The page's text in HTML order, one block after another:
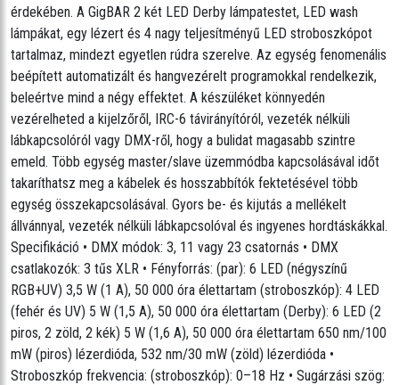
(Derby): 114°
• Állványméret: 37,4 mm
• Megvilágítás: (pars): 1205 lux @ 2 m (egységenként)
(stroboszkóp): 86 lux @ 2 m (zónánként)
• Tápellátás: 8 egység @ 120 V; 15 egység @ 230 V
• Bemeneti feszültség: 100–240 VAC, 50/60 Hz (automatikus
méréshatár-váltás)
• Teljesítmény és áramerősség: 68 W, 1 A @ 120 V, 60 Hz
64 W, 0,5 A @ 230 V, 50 Hz
• Tömeg: 11,6 kg
• Méret: 1185 x 110 x 386,5 mm
• Jóváhagyások: CE, FDA, FCC
• Állványmagasság: 1,5–2,5 m
• Állványláb szélessége: 1,2 m
• Lábkapcsoló működési frekvenciája: 433 MHz
• Lábkapcsoló maximális akadálymentes távolsága: 30,5 m
• Lábkapcsoló akkumulátora: 12 V A23
érdekében. A GigBAR 2 két LED Derby lámpatestet, LED wash
lámpákat, egy lézert és 4 nagy teljesítményű LED stroboszkópot
tartalmaz, mindezt egyetlen rúdra szerelve. Az egység fenomenális
beépített automatizált és hangvezérelt programokkal rendelkezik,
beleértve mind a négy effektet. A készüléket könnyedén
vezérelheted a kijelzőről, IRC-6 távirányítóról, vezeték nélküli
lábkapcsolóról vagy DMX-ről, hogy a bulidat magasabb szintre
emeld. Több egység master/slave üzemmódba kapcsolásával időt
takaríthatsz meg a kábelek és hosszabbítók fektetésével több
egység összekapcsolásával. Gyors be- és kijutás a mellékelt
állvánnyal, vezeték nélküli lábkapcsolóval és ingyenes hordtáskákkal.
Specifikáció • DMX módok: 3, 11 vagy 23 csatornás • DMX
csatlakozók: 3 tűs XLR • Fényforrás: (par): 6 LED (négyszínű
RGB+UV) 3,5 W (1 A), 50 000 óra élettartam (stroboszkóp): 4 LED
(fehér és UV) 5 W (1,5 A), 50 000 óra élettartam (Derby): 6 LED (2
piros, 2 zöld, 2 kék) 5 W (1,6 A), 50 000 óra élettartam 650 nm/100
mW (piros) lézerdióda, 532 nm/30 mW (zöld) lézerdióda •
Stroboszkóp frekvencia: (stroboszkóp): 0–18 Hz • Sugárzási szög: